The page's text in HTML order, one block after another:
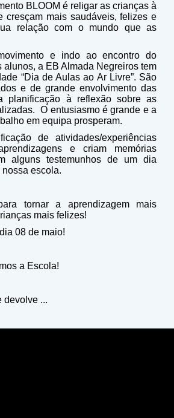
BLOOM é religar as crianças à
cresçam mais saudáveis, felizes e
relação com o mundo que as
e indo ao encontro do
alunos, a EB Almada Negreiros tem
“Dia de Aulas ao Ar Livre”. São
e de grande envolvimento das
planificação à reflexão sobre as
O entusiasmo é grande e a
em equipa prosperam.
de atividades/experiências
e criam memórias
alguns testemunhos de um dia
escola.
tornar a aprendizagem mais
mais felizes!
08 de maio!
a Escola!
devolve ...